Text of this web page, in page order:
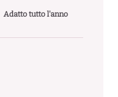
Adatto tutto l'anno